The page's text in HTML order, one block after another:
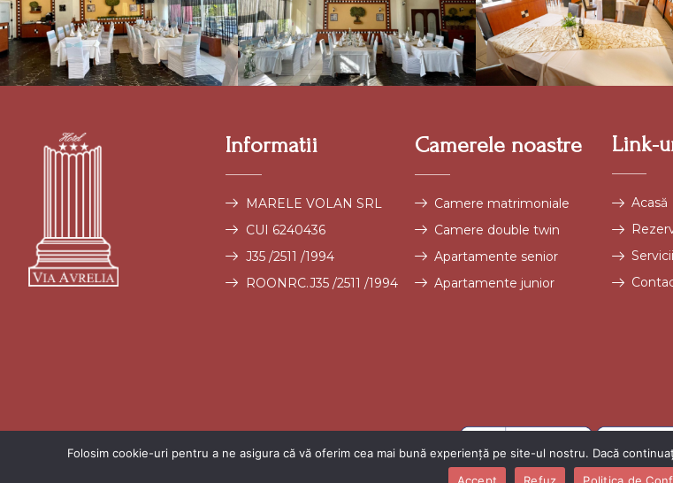
Informatii
MARELE VOLAN SRL
CUI 6240436
J35 /2511 /1994
ROONRC.J35 /2511 /1994
Camerele noastre
Camere matrimoniale
Camere double twin
Apartamente senior
Apartamente junior
Link-
Acasă
Servicii
Folosim cookie-uri pentru a ne asigura că vă oferim cea mai bună experiență pe site-ul nostru. Dacă
Accept
Refuz Politica de